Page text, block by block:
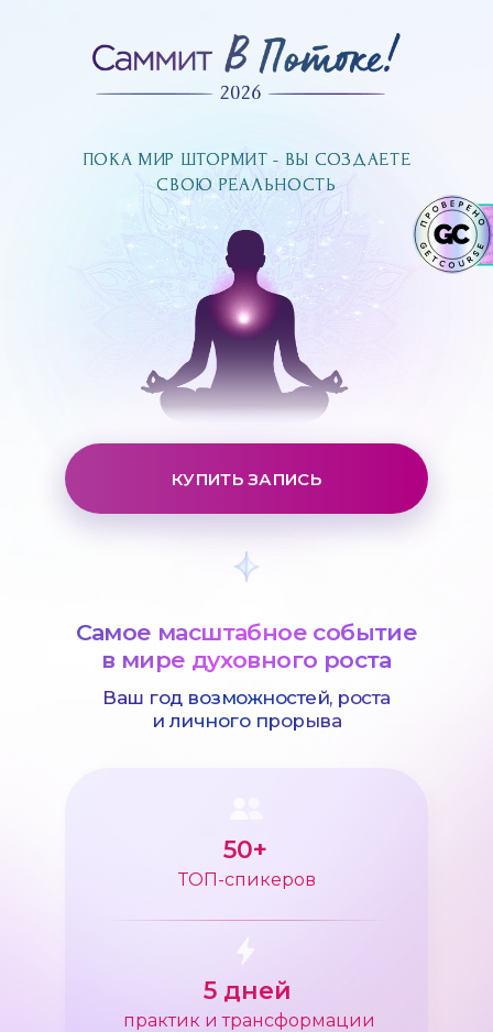
ПОКА МИР ШТОРМИТ - ВЫ СОЗДАЕТЕ
СВОЮ РЕАЛЬНОСТЬ
ПОКА МИР ШТОРМИТ - ВЫ СОЗДАЕТЕ
СВОЮ РЕАЛЬНОСТЬ
Самое масштабное событие
в мире духовного роста
Ваш год возможностей, роста
и личного прорыва
50+
5 дней
ТОП-спикеров
практик и трансформации
КУПИТЬ ЗАПИСЬ